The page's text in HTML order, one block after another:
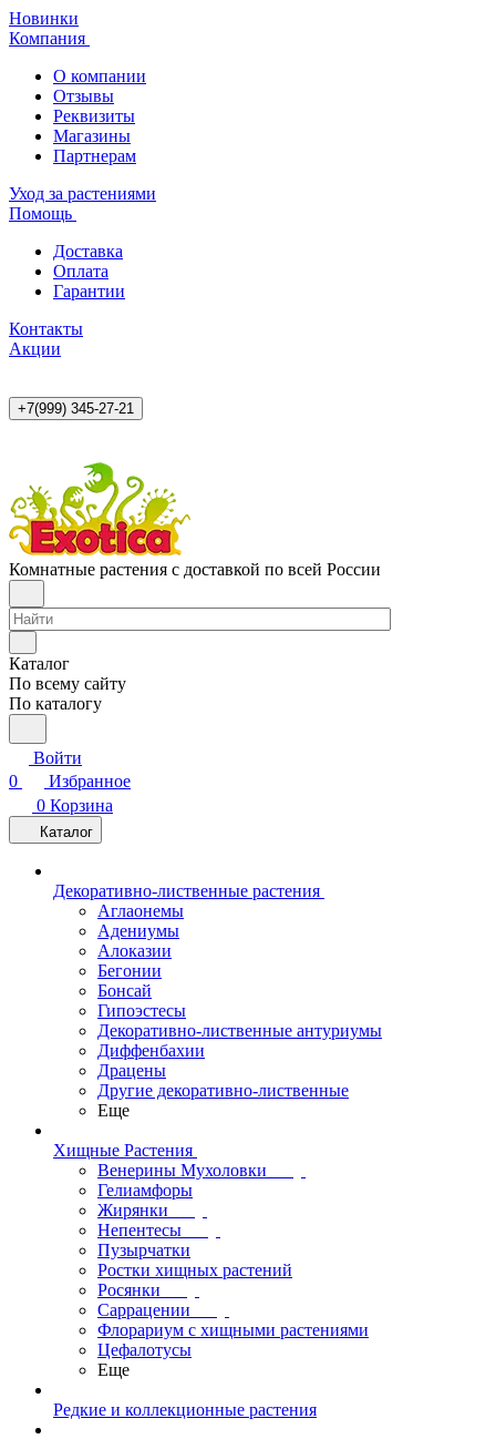
Новинки
Компания
О компании
Отзывы
Реквизиты
Магазины
Партнерам
Уход за растениями
Помощь
Доставка
Оплата
Гарантии
Контакты
Акции
+7(999) 345-27-21
Комнатные растения с доставкой по всей России
Каталог
По всему сайту
По каталогу
Войти
0
Избранное
0 Корзина
Каталог
Декоративно-лиственные растения
Аглаонемы
Адениумы
Алоказии
Бегонии
Бонсай
Гипоэстесы
Декоративно-лиственные антуриумы
Диффенбахии
Драцены
Другие декоративно-лиственные
Еще
Хищные Растения
Венерины Мухоловки
Гелиамфоры
Жирянки
Непентесы
Пузырчатки
Ростки хищных растений
Росянки
Саррацении
Флорариум с хищными растениями
Цефалотусы
Еще
Редкие и коллекционные растения